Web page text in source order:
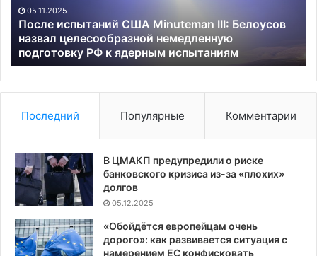
назвал
целесообразной
немедленную
подготовку
РФ
к
ядерным
испытаниям
05.11.2025
После испытаний США Minuteman III: Белоусов
назвал целесообразной немедленную
подготовку РФ к ядерным испытаниям
Последний Популярные Комментарии
В ЦМАКП предупредили о риске
банковского кризиса из-за «плохих»
долгов
05.12.2025
«Обойдётся европейцам очень
дорого»: как развивается ситуация с
намерением ЕС конфисковать